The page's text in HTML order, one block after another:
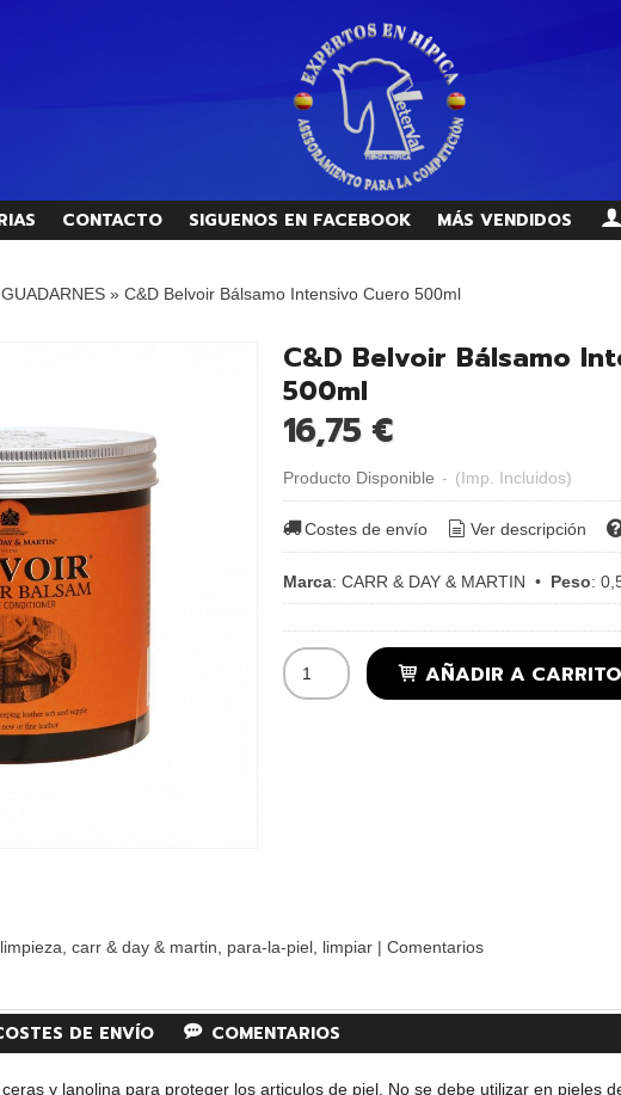
CONTACTO SIGUENOS EN FACEBOOK MÁS VENDIDOS
GUADARNES» C&D Belvoir Bálsamo Intensivo Cuero 500ml
C&D Belvoir Bálsamo
500ml
16,75 €
Producto Disponible - (Imp. Incluidos)
Costes de envío Ver descripción
Marca: CARR & DAY & MARTIN • Peso:
AÑADIR A CARRITO
limpieza carr & day & martin para-la-piel limpiar | Comentarios
DE ENVÍO COMENTARIOS
y lanolina para proteger los articulos de piel. No se debe utilizar en pieles